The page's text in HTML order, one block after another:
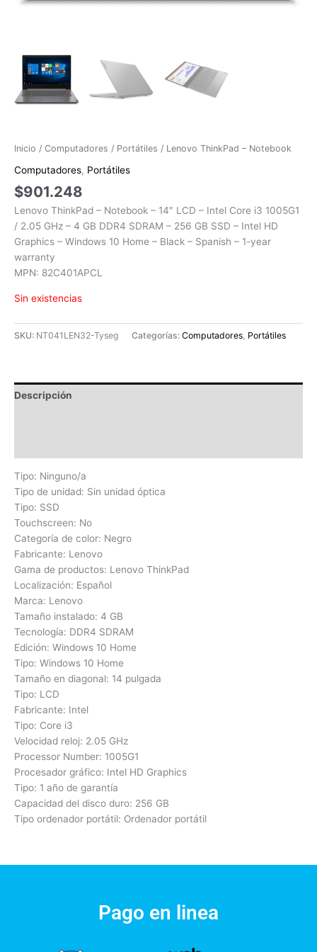
Inicio / Computadores / Portátiles / Lenovo ThinkPad – Notebook
Computadores, Portátiles
$901.248
Lenovo ThinkPad – Notebook – 14″ LCD – Intel Core i3 1005G1
/ 2.05 GHz – 4 GB DDR4 SDRAM – 256 GB SSD – Intel HD
Graphics – Windows 10 Home – Black – Spanish – 1-year
warranty
MPN: 82C401APCL
Sin existencias
SKU: NT041LEN32-Tyseg Categorías: Computadores, Portátiles
Descripción
Tipo: Ninguno/a
Tipo de unidad: Sin unidad óptica
Tipo: SSD
Touchscreen: No
Categoría de color: Negro
Fabricante: Lenovo
Gama de productos: Lenovo ThinkPad
Localización: Español
Marca: Lenovo
Tamaño instalado: 4 GB
Tecnología: DDR4 SDRAM
Edición: Windows 10 Home
Tipo: Windows 10 Home
Tamaño en diagonal: 14 pulgada
Tipo: LCD
Fabricante: Intel
Tipo: Core i3
Velocidad reloj: 2.05 GHz
Processor Number: 1005G1
Procesador gráfico: Intel HD Graphics
Tipo: 1 año de garantía
Capacidad del disco duro: 256 GB
Tipo ordenador portátil: Ordenador portátil
Pago en linea